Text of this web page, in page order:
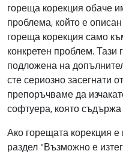
гореща корекция обаче
проблема, който е
гореща корекция само
конкретен проблем.
подложена на
сте сериозно засегнати
препоръчваме да
софтуера, която
Ако горещата корекция е
раздел "Възможно е